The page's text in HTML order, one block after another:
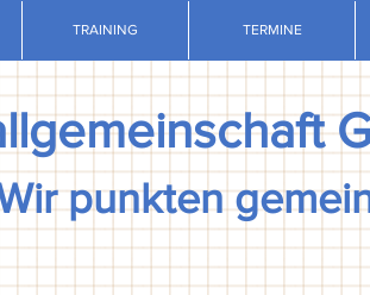
TRAINING TERMINE
punkten